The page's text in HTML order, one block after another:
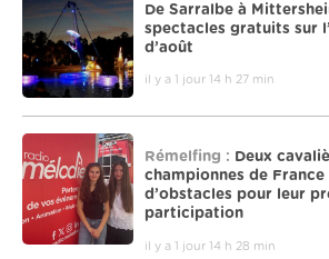
De Sarralbe à
spectacles gratuits sur
d’août
il y a 1 jour 14 h 27 min
Rémelfing : Deux
championnes de France
d’obstacles pour leur
participation
il y a 1 jour 14 h 28 min